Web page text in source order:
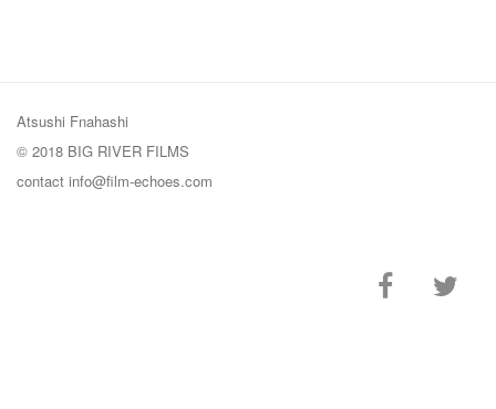
Atsushi Fnahashi
© 2018 BIG RIVER FILMS
contact info@film-echoes.com